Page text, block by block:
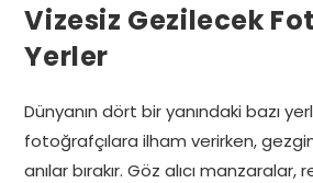
Vizesiz Gezilecek
Yerler
Dünyanın dört bir yanındaki bazı
fotoğrafçılara ilham verirken,
anılar bırakır. Göz alıcı manzaralar,